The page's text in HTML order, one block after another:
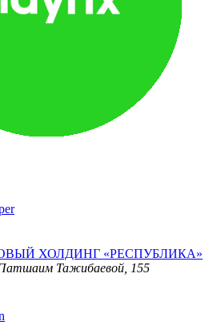
ХОЛДИНГ «РЕСПУБЛИКА»
Тажибаевой, 155